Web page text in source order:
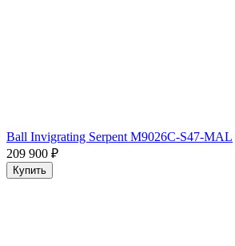
Ball Invigrating Serpent M9026C-S47-MAL
209 900 ₽
Купить